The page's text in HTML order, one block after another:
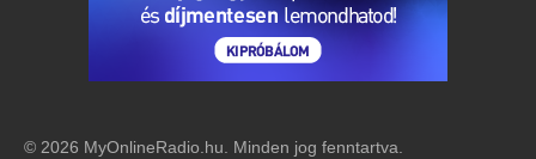
© 2026 MyOnlineRadio.hu. Minden jog fenntartva.